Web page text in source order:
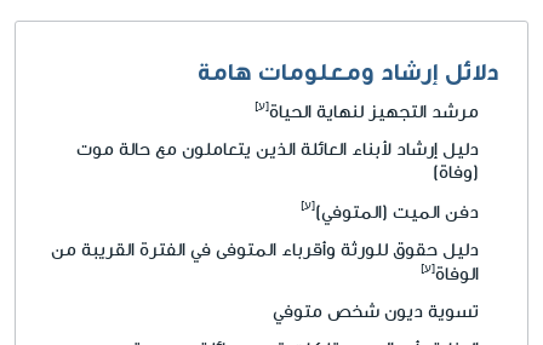
دلائل إرشاد ومعلومات هامة
مرشد التجهيز لنهاية الحياة
دليل إرشاد لأبناء العائلة الذين يتعاملون مع حالة موت
(وفاة)
دفن الميت (المتوفي)
دليل حقوق للورثة وأقرباء المتوفى في الفترة القريبة من
الوفاة
تسوية ديون شخص متوفي